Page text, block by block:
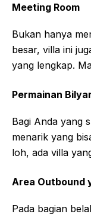
Meeting Room
Bukan hanya
besar, villa ini
yang lengkap.
Permainan
Bagi Anda yang
menarik yang
loh, ada villa
Area Outbound
Pada bagian